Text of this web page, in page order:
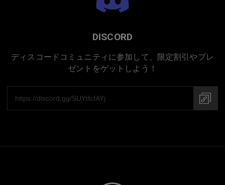
プレミアムチタニウム
DISCORD
ディスコードコミュニティに参加して、限定割引やプレ
ゼントをゲットしよう！